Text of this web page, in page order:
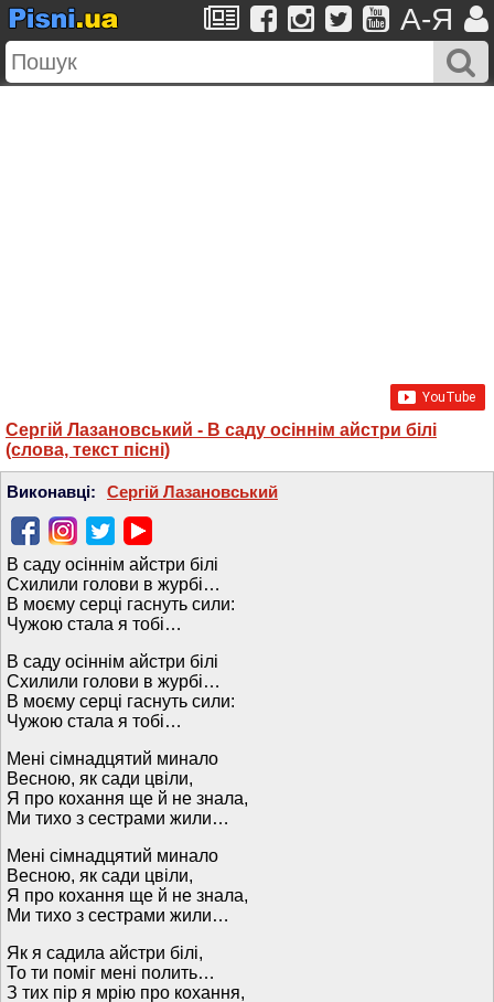
A-Я
Сергій Лазановський - В саду осіннім айстри білі
(слова, текст пісні)
Виконавці: Сергій Лазановський
В саду осіннім айстри білі
Схилили голови в журбі…
В моєму серці гаснуть сили:
Чужою стала я тобі…
В саду осіннім айстри білі
Схилили голови в журбі…
В моєму серці гаснуть сили:
Чужою стала я тобі…
Мені сімнадцятий минало
Весною, як сади цвіли,
Я про кохання ще й не знала,
Ми тихо з сестрами жили…
Мені сімнадцятий минало
Весною, як сади цвіли,
Я про кохання ще й не знала,
Ми тихо з сестрами жили…
Як я садила айстри білі,
То ти поміг мені полить…
З тих пір я мрію про кохання,